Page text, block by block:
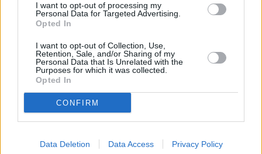
I want to opt-out of processing my
Personal Data for Targeted Advertising.
Opted In
I want to opt-out of Collection, Use,
Retention, Sale, and/or Sharing of my
Personal Data that Is Unrelated with the
Purposes for which it was collected.
Opted In
CONFIRM
Data Deletion Data Access Privacy Policy
Heinäkuun keskilämpötila Marseillessa
10 vuoden tarkastelujaksolla
Mikä on Marseillen tavanomainen lämpötila heinäkuussa.
Vuorokauden
keskilämpötila
2010
26 ℃ 21 ℃
31 ℃
23 ℃ 19 ℃
27 ℃